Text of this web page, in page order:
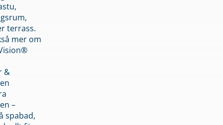
terrass.
mer om
&
–
spabad,